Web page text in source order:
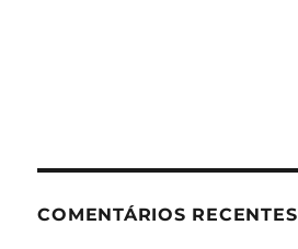
COMENTÁRIOS RECENTES